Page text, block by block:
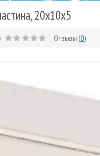
20х10х5
Отзывы (0)